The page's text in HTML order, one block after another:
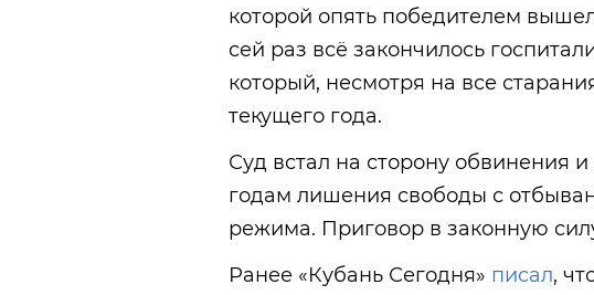
которой опять победителем
сей раз всё закончилось
который, несмотря на все
текущего года.
Суд встал на сторону обвинения
годам лишения свободы с
режима. Приговор в законную
Ранее «Кубань Сегодня» писал,